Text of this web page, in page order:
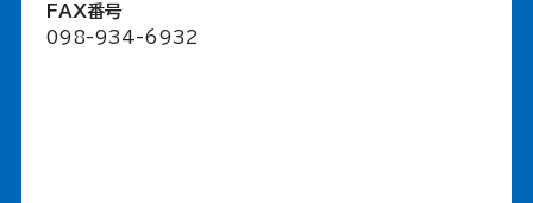
FAX番号
098-934-6932